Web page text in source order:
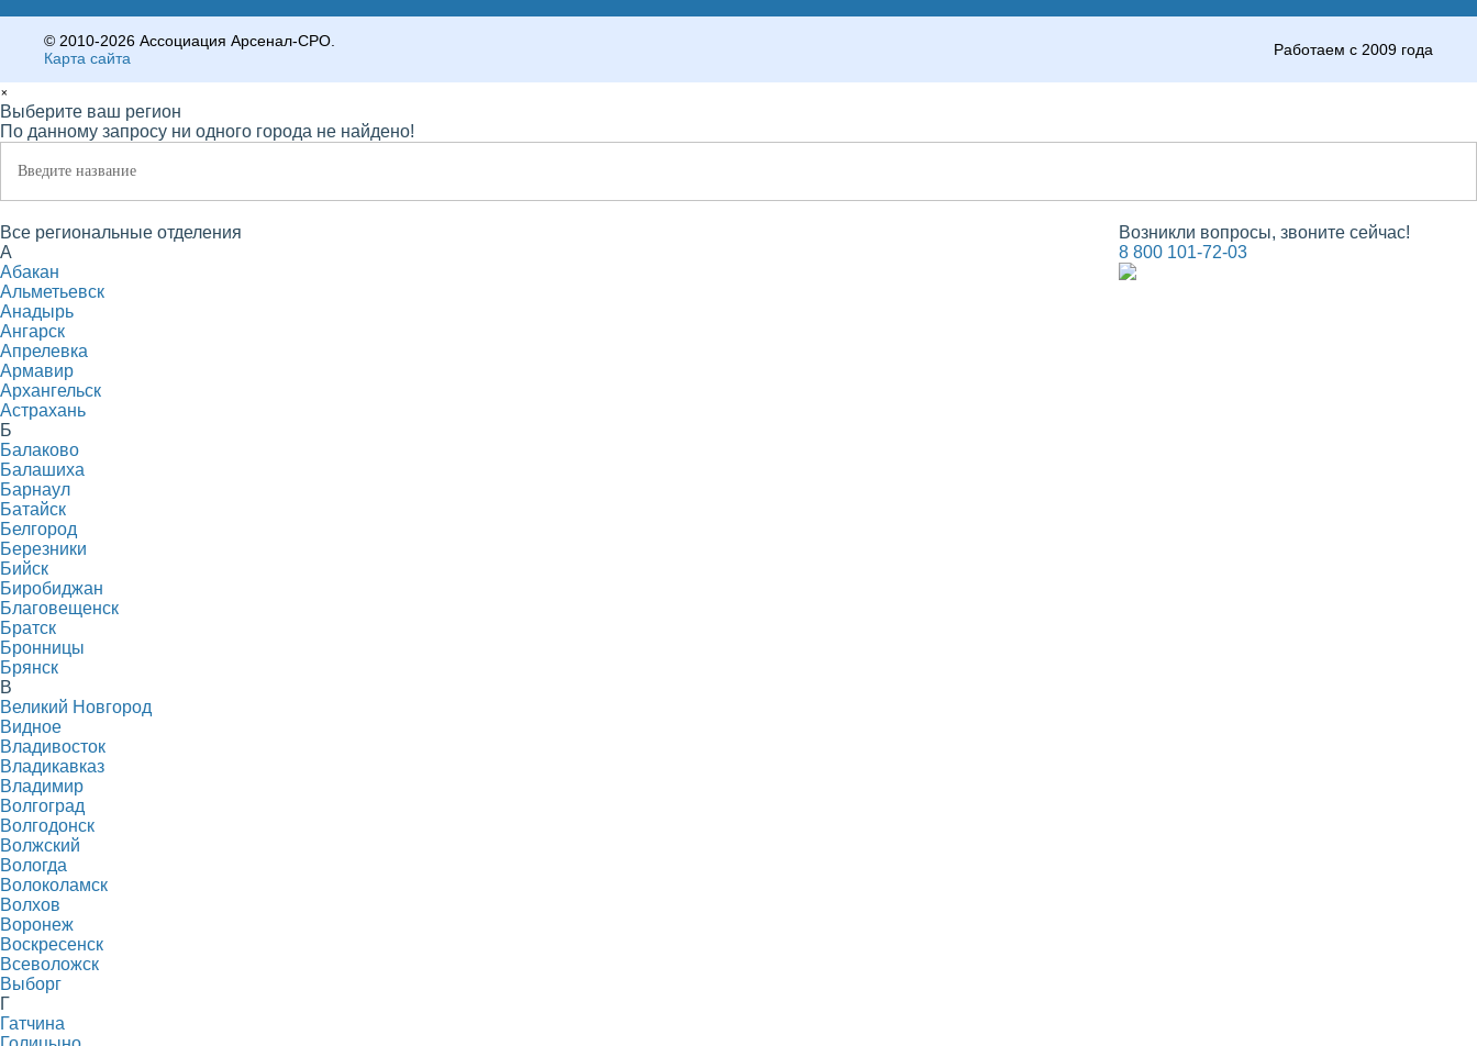
© 2010-2026 Ассоциация Арсенал-СРО.
Карта сайта
Работаем с 2009 года
×
Выберите ваш регион
По данному запросу ни одного города не найдено!
Возникли вопросы, звоните сейчас!
8 800 101-72-03
Все региональные отделения
А
Абакан
Альметьевск
Анадырь
Ангарск
Апрелевка
Армавир
Архангельск
Астрахань
Б
Балаково
Балашиха
Барнаул
Батайск
Белгород
Березники
Бийск
Биробиджан
Благовещенск
Братск
Бронницы
Брянск
В
Великий Новгород
Видное
Владивосток
Владикавказ
Владимир
Волгоград
Волгодонск
Волжский
Вологда
Волоколамск
Волхов
Воронеж
Воскресенск
Всеволожск
Выборг
Г
Гатчина